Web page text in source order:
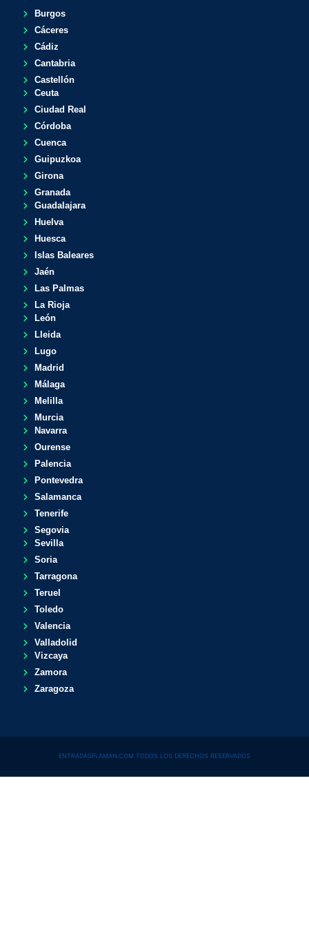
Burgos
Cáceres
Cádiz
Cantabria
Castellón
Ceuta
Ciudad Real
Córdoba
Cuenca
Guipuzkoa
Girona
Granada
Guadalajara
Huelva
Huesca
Islas Baleares
Jaén
Las Palmas
La Rioja
León
Lleida
Lugo
Madrid
Málaga
Melilla
Murcia
Navarra
Ourense
Palencia
Pontevedra
Salamanca
Tenerife
Segovia
Sevilla
Soria
Tarragona
Teruel
Toledo
Valencia
Valladolid
Vizcaya
Zamora
Zaragoza
ENTRADASFLAMAN.COM TODOS LOS DERECHOS RESERVADOS